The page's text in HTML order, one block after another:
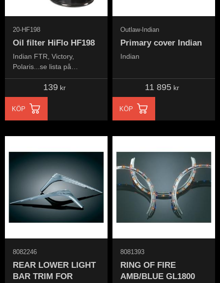
Oil filter HiFlo HF198
Indian FTR, Victory,
Polaris...se lista på
modeller nedan...
20-HF198
139 kr
KÖP
Primary cover Indian
Indian
Outlaw-Indian
11 895 kr
KÖP
REAR LOWER LIGHT
BAR TRIM FOR
8082246
RING OF FIRE
AMB/BLUE GL1800
8081393